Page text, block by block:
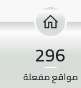
296
مواقع مفعلة